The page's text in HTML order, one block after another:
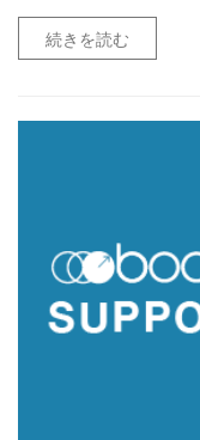
続きを読む